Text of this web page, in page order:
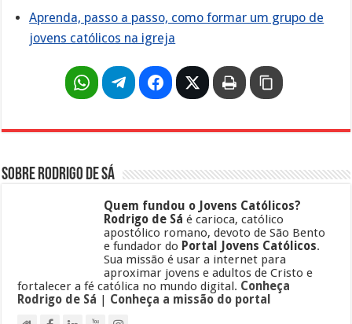
Aprenda, passo a passo, como formar um grupo de
jovens católicos na igreja
Sobre Rodrigo de Sá
Quem fundou o Jovens Católicos?
Rodrigo de Sá é carioca, católico
apostólico romano, devoto de São Bento
e fundador do Portal Jovens Católicos.
Sua missão é usar a internet para
aproximar jovens e adultos de Cristo e
fortalecer a fé católica no mundo digital. Conheça
Rodrigo de Sá | Conheça a missão do portal